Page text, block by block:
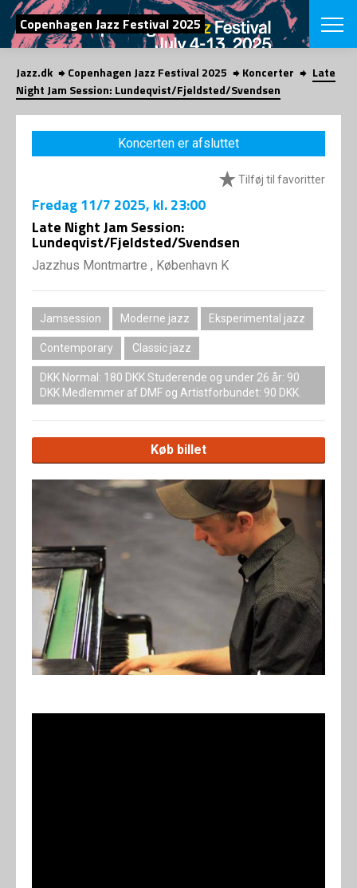
SØG
Copenhagen Jazz Festival 2025
English
VÆLG
VINTERJAZZ
Temaer
LOCATIONS
Om
Kontakt
SHOP
Jazz.dk Copenhagen Jazz Festival 2025 Koncerter
Late
Night Jam Session: Lundeqvist/Fjeldsted/Svendsen
Koncerten er afsluttet
Tilføj til favoritter
Fredag11/7 2025, kl. 23:00
Late Night Jam Session:
Lundeqvist/Fjeldsted/Svendsen
Jazzhus Montmartre , København K
Jamsession Moderne jazz Eksperimental jazz
Contemporary Classic jazz
DKK Normal: 180 DKK Studerende og under 26 år: 90
DKK Medlemmer af DMF og Artistforbundet: 90 DKK.
Køb billet